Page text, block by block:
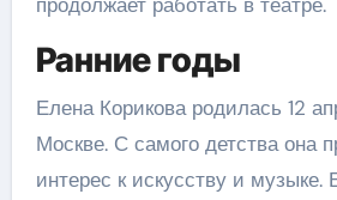
Ранние годы
Елена Корикова родилась 12
Москве. С самого детства она
интерес к искусству и музыке.